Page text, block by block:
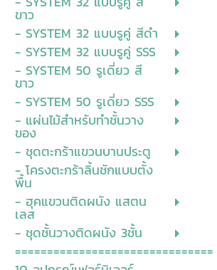
ขาว
- SYSTEM 32 แบบรูคู่ สีดำ
- SYSTEM 32 แบบรูคู่ SSS
- SYSTEM 50 รูเดี่ยว สี
ขาว
- SYSTEM 50 รูเดี่ยว SSS
- แผ่นไม้สำหรับทำชั้นวาง
ของ
- ชุดตะกร้าแขวนบานประตู
- โครงตะกร้าลิ้นชักแบบตั้ง
พื้น
- ฮุคแขวนติดผนัง แสตน
เลส
- ชุดชั้นวางติดผนัง 3ชั้น
===============================